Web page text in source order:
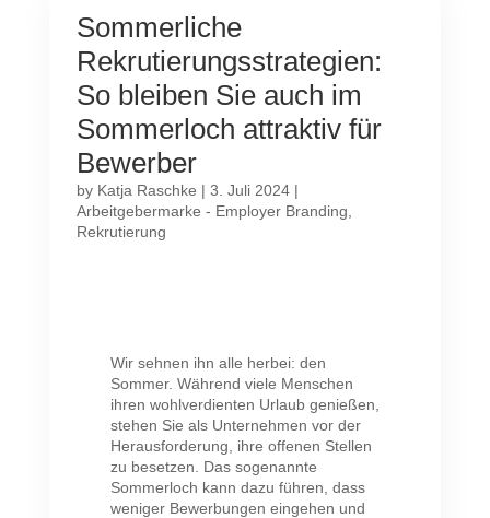
Sommerliche
Rekrutierungsstrategien:
So bleiben Sie auch im
Sommerloch attraktiv für
Bewerber
by Katja Raschke | 3. Juli 2024|
Arbeitgebermarke - Employer Branding
Rekrutierung
Wir sehnen ihn alle herbei: den
Sommer. Während viele Menschen
ihren wohlverdienten Urlaub genießen,
stehen Sie als Unternehmen vor der
Herausforderung, ihre offenen Stellen
zu besetzen. Das sogenannte
Sommerloch kann dazu führen, dass
weniger Bewerbungen eingehen und